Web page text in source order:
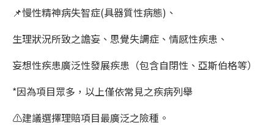
📌慢性精神病失智症(具器質性病態)、
生理狀況所致之譫妄、思覺失調症、情感性疾患、
妄想性疾患廣泛性發展疾患（包含自閉性、亞斯伯格等）
*因為項目眾多，以上僅依常見之疾病列舉
⚠️建議選擇理賠項目最廣泛之險種。